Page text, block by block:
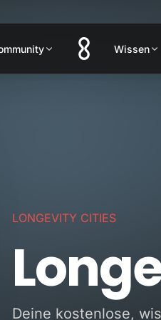
Wissen
LONGEVITY CITIES
Deine kostenlose,